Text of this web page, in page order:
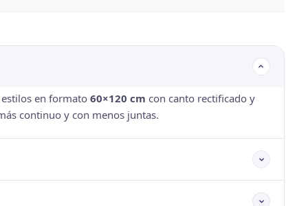
en formato 60×120 cm con canto rectificado y
continuo y con menos juntas.